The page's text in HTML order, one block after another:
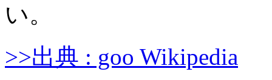
い。
>>出典 : goo Wikipedia